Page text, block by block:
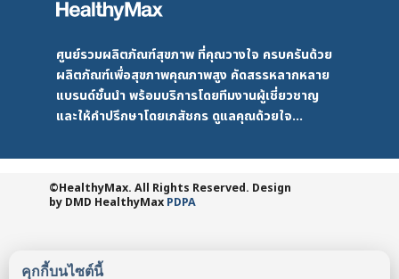
คุกกี้บนไซต์นี้
ศูนย์รวมผลิตภัณฑ์สุขภาพ ที่คุณวางใจ ครบครันด้วย
ผลิตภัณฑ์เพื่อสุขภาพคุณภาพสูง คัดสรรหลากหลาย
แบรนด์ชั้นนำ พร้อมบริการโดยทีมงานผู้เชี่ยวชาญ
และให้คำปรึกษาโดยเภสัชกร ดูแลคุณด้วยใจ...
©HealthyMax. All Rights Reserved. Design
by DMD HealthyMax PDPA